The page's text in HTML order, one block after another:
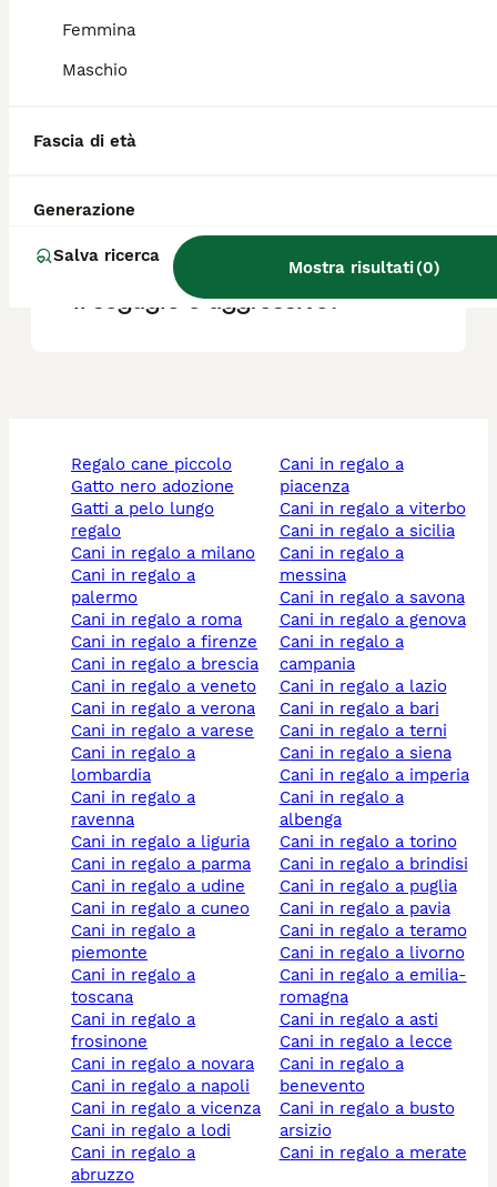
Femmina
Maschio
Fascia di età
Generazione
Salva ricerca
Mostra risultati(0)
Qual è il carattere del
cane segugio?
Il segugio è aggressivo?
regalo cane piccolo
gatto nero adozione
gatti a pelo lungo
regalo
cani in regalo a milano
cani in regalo a
palermo
cani in regalo a roma
cani in regalo a firenze
cani in regalo a brescia
cani in regalo a veneto
cani in regalo a verona
cani in regalo a varese
cani in regalo a
lombardia
cani in regalo a
ravenna
cani in regalo a liguria
cani in regalo a parma
cani in regalo a udine
cani in regalo a cuneo
cani in regalo a
piemonte
cani in regalo a
toscana
cani in regalo a
frosinone
cani in regalo a novara
cani in regalo a napoli
cani in regalo a vicenza
cani in regalo a lodi
cani in regalo a
abruzzo
cani in regalo a
piacenza
cani in regalo a viterbo
cani in regalo a sicilia
cani in regalo a
messina
cani in regalo a savona
cani in regalo a genova
cani in regalo a
campania
cani in regalo a lazio
cani in regalo a bari
cani in regalo a terni
cani in regalo a siena
cani in regalo a imperia
cani in regalo a
albenga
cani in regalo a torino
cani in regalo a brindisi
cani in regalo a puglia
cani in regalo a pavia
cani in regalo a teramo
cani in regalo a livorno
cani in regalo a emilia-
romagna
cani in regalo a asti
cani in regalo a lecce
cani in regalo a
benevento
cani in regalo a busto
arsizio
cani in regalo a merate